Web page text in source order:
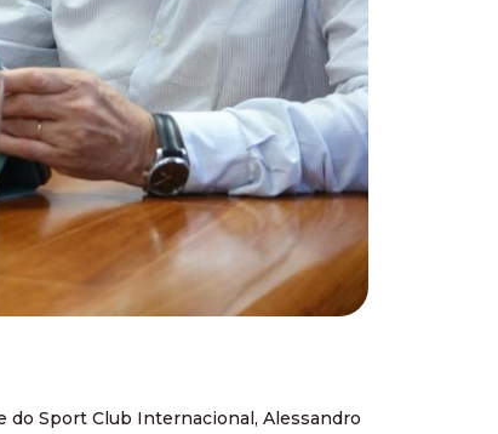
do Sport Club Internacional, Alessandro